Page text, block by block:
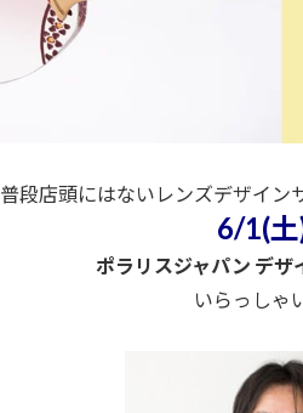
普段店頭にはないレンズデザイン
6/1(
ポラリスジャパン デザ
いらっしゃ